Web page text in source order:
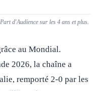
d'Audience sur les 4 ans et plus.
au Mondial.
2026, la chaîne a
remporté 2-0 par les